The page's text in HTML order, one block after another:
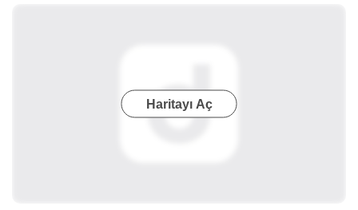
Haritayı Aç